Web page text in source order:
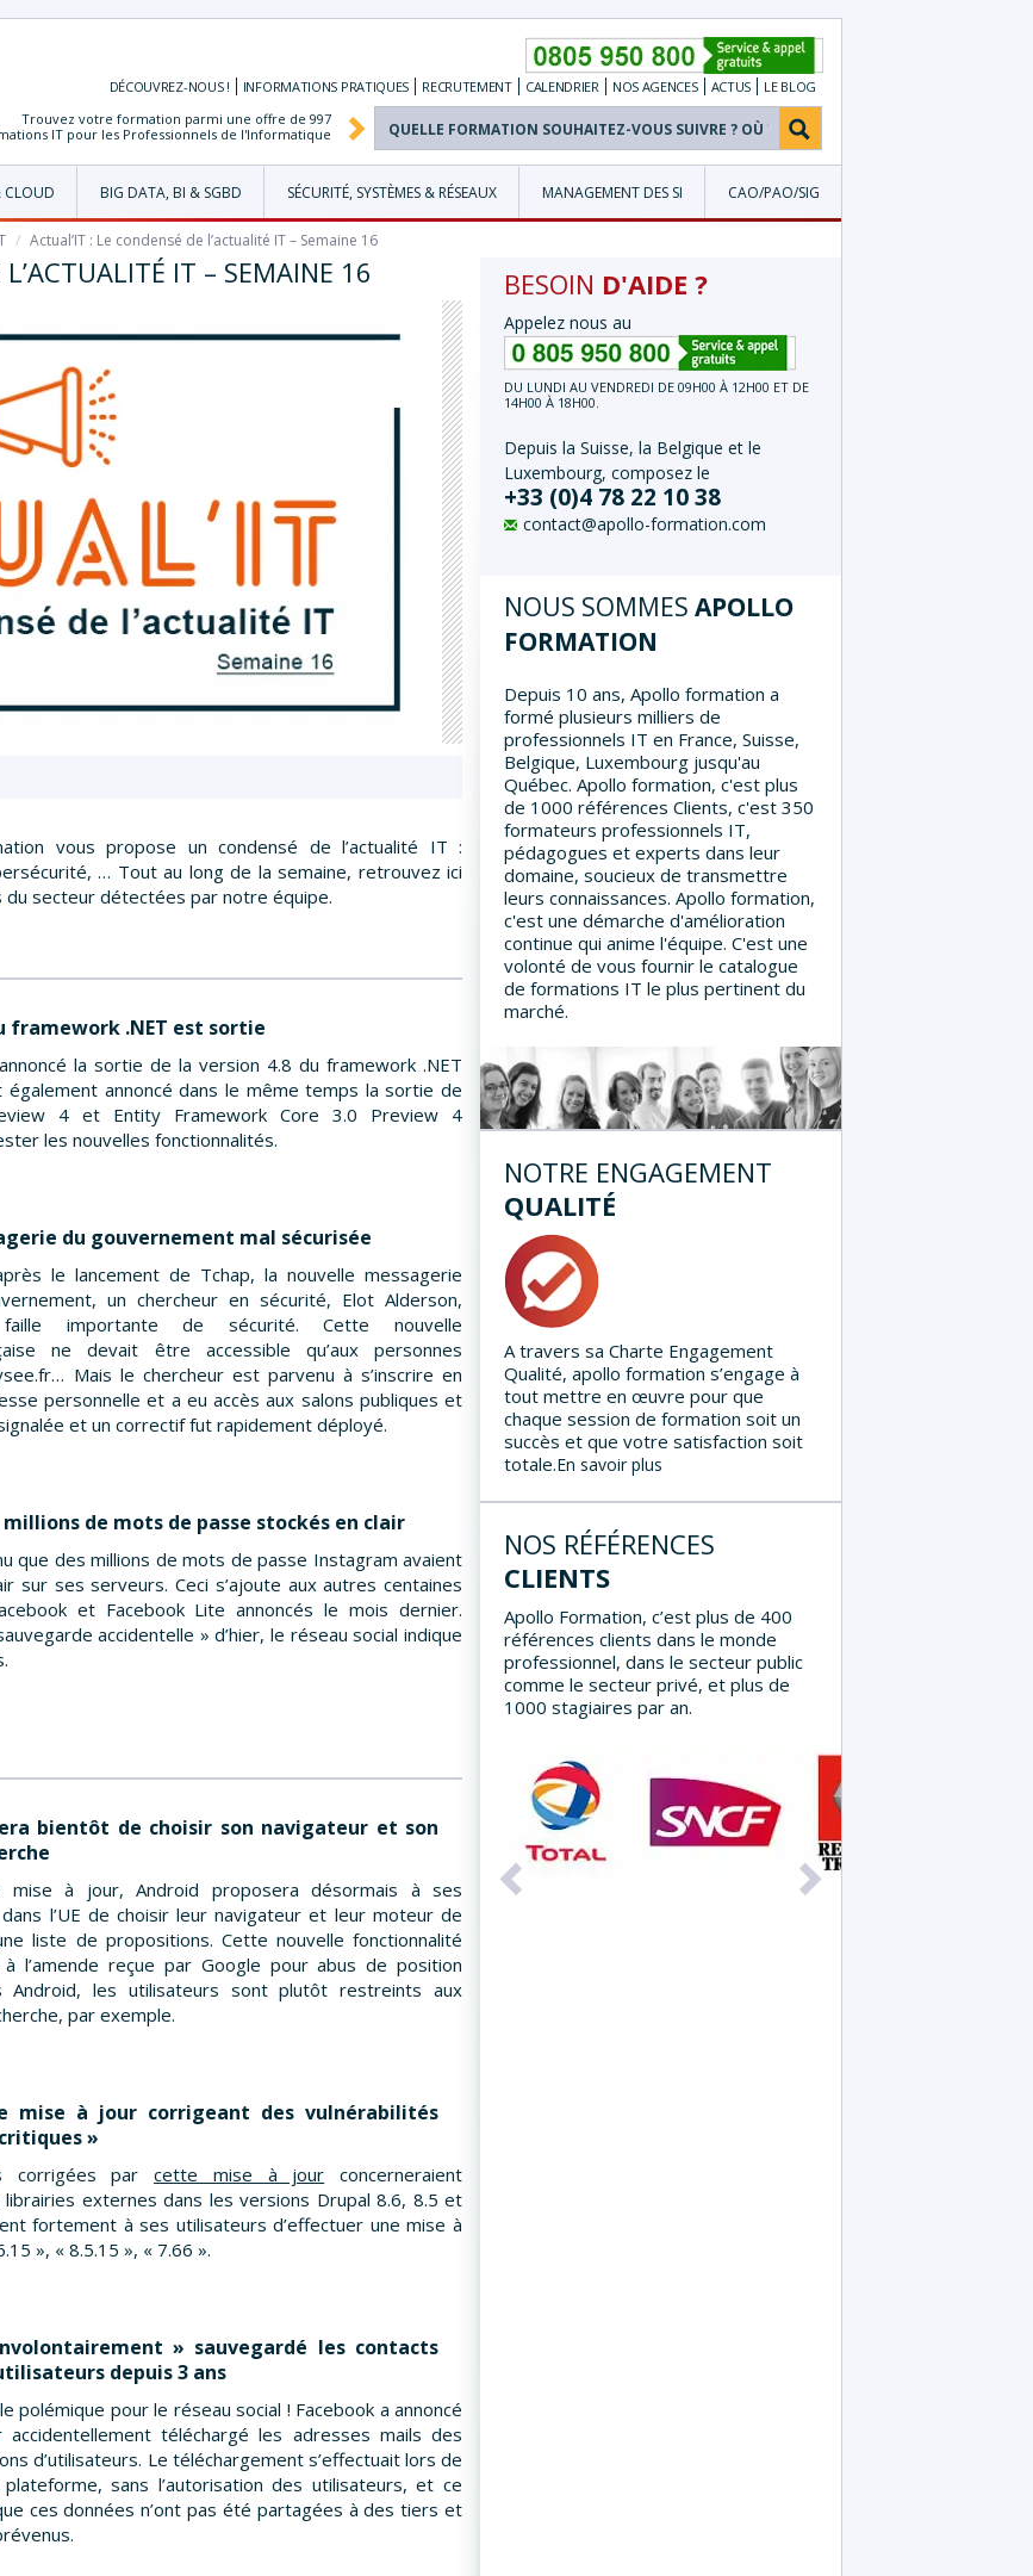
DÉCOUVREZ-NOUS ! INFORMATIONS PRATIQUES RECRUTEMENT CALENDRIER NOS AGENCES ACTUS
LE BLOG
Trouvez votre formation parmi une offre de 997
IT pour les Professionnels de l'Informatique
CLOUD BIG DATA, BI & SGBD SÉCURITÉ, SYSTÈMES & RÉSEAUX MANAGEMENT DES SI CAO/PAO/SIG
/ Actual’IT : Le condensé de l’actualité IT – Semaine 16
IT – SEMAINE 16
vous propose un condensé de l’actualité IT :
… Tout au long de la semaine, retrouvez ici
secteur détectées par notre équipe.
framework .NET est sortie
la sortie de la version 4.8 du framework .NET
annoncé dans le même temps la sortie de
4 et Entity Framework Core 3.0 Preview 4
les nouvelles fonctionnalités.
du gouvernement mal sécurisée
le lancement de Tchap, la nouvelle messagerie
un chercheur en sécurité, Elot Alderson,
importante de sécurité. Cette nouvelle
ne devait être accessible qu’aux personnes
Mais le chercheur est parvenu à s’inscrire en
personnelle et a eu accès aux salons publiques et
et un correctif fut rapidement déployé.
de mots de passe stockés en clair
que des millions de mots de passe Instagram avaient
sur ses serveurs. Ceci s’ajoute aux autres centaines
et Facebook Lite annoncés le mois dernier.
accidentelle » d’hier, le réseau social indique
bientôt de choisir son navigateur et son
mise à jour, Android proposera désormais à ses
l’UE de choisir leur navigateur et leur moteur de
liste de propositions. Cette nouvelle fonctionnalité
l’amende reçue par Google pour abus de position
Android, les utilisateurs sont plutôt restreints aux
par exemple.
mise à jour corrigeant des vulnérabilités
»
corrigées par cette mise à jour concerneraient
librairies externes dans les versions Drupal 8.6, 8.5 et
fortement à ses utilisateurs d’effectuer une mise à
», « 8.5.15 », « 7.66 ».
» sauvegardé les contacts
depuis 3 ans
polémique pour le réseau social ! Facebook a annoncé
téléchargé les adresses mails des
d’utilisateurs. Le téléchargement s’effectuait lors de
plateforme, sans l’autorisation des utilisateurs, et ce
ces données n’ont pas été partagées à des tiers et
BESOIN D'AIDE ?
Appelez nous au
DU LUNDI AU VENDREDI DE 09H00 À 12H00 ET DE
14H00 À 18H00.
Depuis la Suisse, la Belgique et le
Luxembourg, composez le
+33 (0)4 78 22 10 38
contact@apollo-formation.com
NOUS SOMMES APOLLO
FORMATION
Depuis 10 ans, Apollo formation a
formé plusieurs milliers de
professionnels IT en France, Suisse,
Belgique, Luxembourg jusqu'au
Québec. Apollo formation, c'est plus
de 1000 références Clients, c'est 350
formateurs professionnels IT,
pédagogues et experts dans leur
domaine, soucieux de transmettre
leurs connaissances. Apollo formation,
c'est une démarche d'amélioration
continue qui anime l'équipe. C'est une
volonté de vous fournir le catalogue
de formations IT le plus pertinent du
marché.
NOTRE ENGAGEMENT
QUALITÉ
A travers sa Charte Engagement
Qualité, apollo formation s’engage à
tout mettre en œuvre pour que
chaque session de formation soit un
succès et que votre satisfaction soit
totale.En savoir plus
NOS RÉFÉRENCES
CLIENTS
Apollo Formation, c’est plus de 400
références clients dans le monde
professionnel, dans le secteur public
comme le secteur privé, et plus de
1000 stagiaires par an.
Précédent Suivant